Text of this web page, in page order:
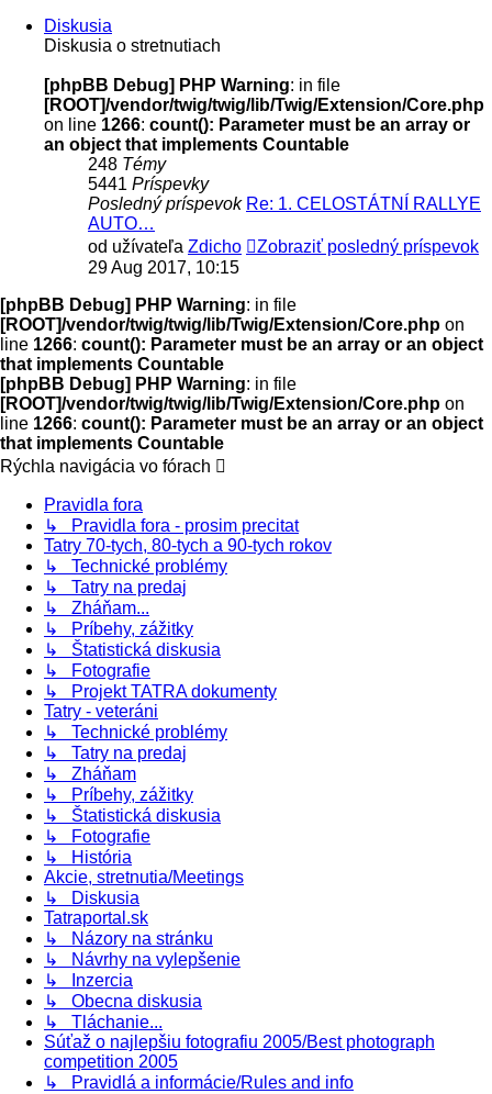
Diskusia
Diskusia o stretnutiach
[phpBB Debug] PHP Warning: in file
[ROOT]/vendor/twig/twig/lib/Twig/Extension/Core.php
on line 1266: count(): Parameter must be an array or
an object that implements Countable
248 Témy
5441 Príspevky
Posledný príspevok Re: 1. CELOSTÁTNÍ RALLYE
AUTO…
od užívateľa Zdicho
Zobraziť posledný príspevok
29 Aug 2017, 10:15
[phpBB Debug] PHP Warning: in file
[ROOT]/vendor/twig/twig/lib/Twig/Extension/Core.php on
line 1266: count(): Parameter must be an array or an object
that implements Countable
[phpBB Debug] PHP Warning: in file
[ROOT]/vendor/twig/twig/lib/Twig/Extension/Core.php on
line 1266: count(): Parameter must be an array or an object
that implements Countable
Rýchla navigácia vo fórach
Pravidla fora
↳ Pravidla fora - prosim precitat
Tatry 70-tych, 80-tych a 90-tych rokov
↳ Technické problémy
↳ Tatry na predaj
↳ Zháňam...
↳ Príbehy, zážitky
↳ Štatistická diskusia
↳ Fotografie
↳ Projekt TATRA dokumenty
Tatry - veteráni
↳ Technické problémy
↳ Tatry na predaj
↳ Zháňam
↳ Príbehy, zážitky
↳ Štatistická diskusia
↳ Fotografie
↳ História
Akcie, stretnutia/Meetings
↳ Diskusia
Tatraportal.sk
↳ Názory na stránku
↳ Návrhy na vylepšenie
↳ Inzercia
↳ Obecna diskusia
↳ Tláchanie...
Súťaž o najlepšiu fotografiu 2005/Best photograph
competition 2005
↳ Pravidlá a informácie/Rules and info